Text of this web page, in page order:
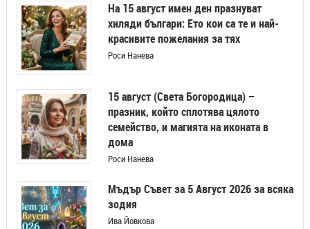
На 15 август имен ден празнуват
хиляди българи: Ето кои са те и най-
красивите пожелания за тях
Роси Нанева
15 август (Света Богородица) –
празник, който сплотява цялото
семейство, и магията на иконата в
дома
Роси Нанева
Мъдър Съвет за 5 Август 2026 за всяка
зодия
Ива Йовкова